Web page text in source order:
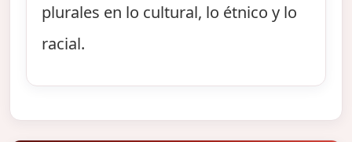
plurales en lo cultural, lo étnico y lo
racial.